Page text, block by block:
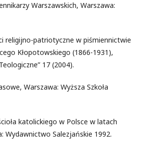
Warszawskich, Warszawa:
religijno-patriotyczne w piśmiennictwie
Kłopotowskiego (1866-1931),
17 (2004).
Warszawa: Wyższa Szkoła
katolickiego w Polsce w latach
Wydawnictwo Salezjańskie 1992.